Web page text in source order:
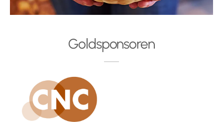
Goldsponsoren